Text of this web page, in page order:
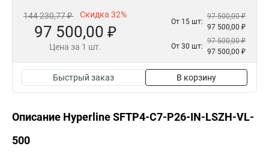
144 230,77 ₽ Скидка 32%
97 500,00 ₽
Цена за 1 шт.
От 15 шт:
97 500,00 ₽
97 500,00 ₽
От 30 шт:
97 500,00 ₽
97 500,00 ₽
Быстрый заказ В корзину
Описание Hyperline SFTP4-C7-P26-IN-LSZH-VL-
500